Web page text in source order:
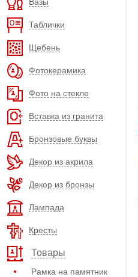
Таблички
Щебень
Фотокерамика
Фото на стекле
Вставка из гранита
Бронзовые буквы
Декор из акрила
Декор из бронзы
Лампада
Кресты
Товары
Рамка на памятник